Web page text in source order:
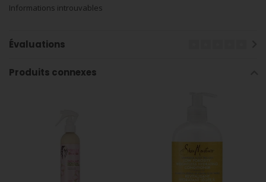
Informations introuvables
Évaluations
Produits connexes